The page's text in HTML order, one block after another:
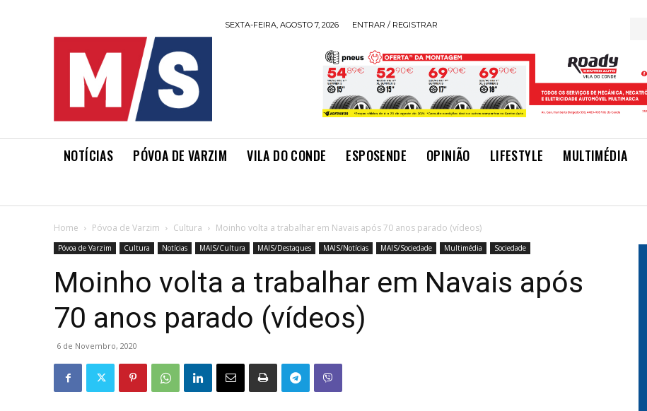
SEXTA-FEIRA, AGOSTO 7, 2026 ENTRAR / REGISTRAR
NOTÍCIAS PÓVOA DE VARZIM VILA DO CONDE ESPOSENDE OPINIÃO LIFESTYLE MULTIMÉDIA
Home Póvoa de Varzim Cultura Moinho volta a trabalhar em Navais após 70 anos parado (vídeos)
Póvoa de Varzim Cultura Notícias MAIS/Cultura MAIS/Destaques MAIS/Notícias MAIS/Sociedade Multimédia Sociedade
Moinho volta a trabalhar em Navais após
70 anos parado (vídeos)
6 de Novembro, 2020